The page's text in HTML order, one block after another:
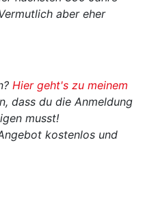
aber eher
Hier geht's zu meinem
dass du die Anmeldung
musst!
kostenlos und